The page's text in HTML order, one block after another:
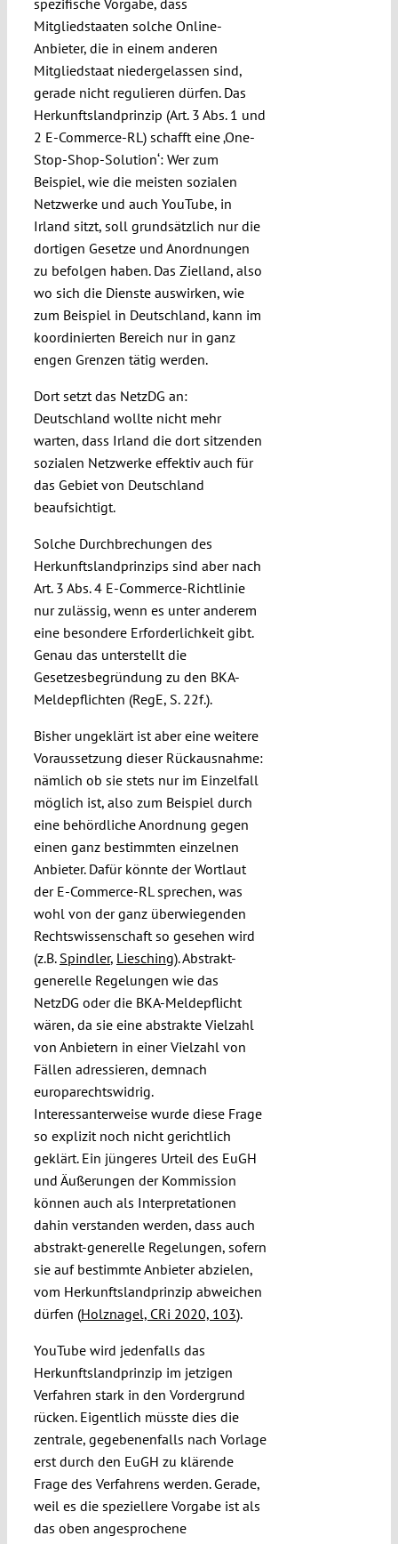
spezifische Vorgabe, dass
Mitgliedstaaten solche Online-
Anbieter, die in einem anderen
Mitgliedstaat niedergelassen sind,
gerade nicht regulieren dürfen. Das
Herkunftslandprinzip (Art. 3 Abs. 1 und
2 E-Commerce-RL) schafft eine ‚One-
Stop-Shop-Solution‘: Wer zum
Beispiel, wie die meisten sozialen
Netzwerke und auch YouTube, in
Irland sitzt, soll grundsätzlich nur die
dortigen Gesetze und Anordnungen
zu befolgen haben. Das Zielland, also
wo sich die Dienste auswirken, wie
zum Beispiel in Deutschland, kann im
koordinierten Bereich nur in ganz
engen Grenzen tätig werden.
Dort setzt das NetzDG an:
Deutschland wollte nicht mehr
warten, dass Irland die dort sitzenden
sozialen Netzwerke effektiv auch für
das Gebiet von Deutschland
beaufsichtigt.
Solche Durchbrechungen des
Herkunftslandprinzips sind aber nach
Art. 3 Abs. 4 E-Commerce-Richtlinie
nur zulässig, wenn es unter anderem
eine besondere Erforderlichkeit gibt.
Genau das unterstellt die
Gesetzesbegründung zu den BKA-
Meldepflichten (RegE, S. 22f.).
Bisher ungeklärt ist aber eine weitere
Voraussetzung dieser Rückausnahme:
nämlich ob sie stets nur im Einzelfall
möglich ist, also zum Beispiel durch
eine behördliche Anordnung gegen
einen ganz bestimmten einzelnen
Anbieter. Dafür könnte der Wortlaut
der E-Commerce-RL sprechen, was
wohl von der ganz überwiegenden
Rechtswissenschaft so gesehen wird
(z.B. Spindler, Liesching). Abstrakt-
generelle Regelungen wie das
NetzDG oder die BKA-Meldepflicht
wären, da sie eine abstrakte Vielzahl
von Anbietern in einer Vielzahl von
Fällen adressieren, demnach
europarechtswidrig.
Interessanterweise wurde diese Frage
so explizit noch nicht gerichtlich
geklärt. Ein jüngeres Urteil des EuGH
und Äußerungen der Kommission
können auch als Interpretationen
dahin verstanden werden, dass auch
abstrakt-generelle Regelungen, sofern
sie auf bestimmte Anbieter abzielen,
vom Herkunftslandprinzip abweichen
dürfen (Holznagel, CRi 2020, 103).
YouTube wird jedenfalls das
Herkunftslandprinzip im jetzigen
Verfahren stark in den Vordergrund
rücken. Eigentlich müsste dies die
zentrale, gegebenenfalls nach Vorlage
erst durch den EuGH zu klärende
Frage des Verfahrens werden. Gerade,
weil es die speziellere Vorgabe ist als
das oben angesprochene